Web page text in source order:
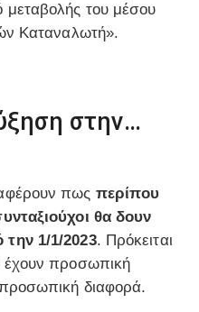
μεταβολής του μέσου
Καταναλωτή».
στην…
πως περίπου
θα δουν
1/1/2023. Πρόκειται
έχουν προσωπική
διαφορά.